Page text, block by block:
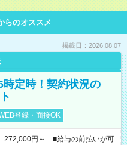
らのオススメ
掲載日：2026.08.07
定時！契約状況の
登録・面接OK
272,000円～ ■給与の前払いが可